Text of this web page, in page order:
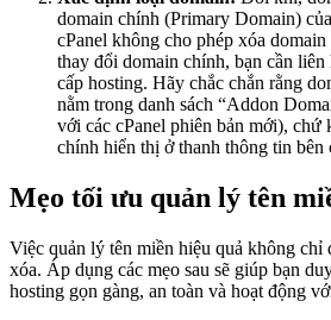
domain chính (Primary Domain)
cPanel không cho phép xóa
thay đổi domain chính, bạn cần
cấp hosting. Hãy chắc chắn rằng
nằm trong danh sách “Addon
với các cPanel phiên bản mới), chứ
chính hiển thị ở thanh thông tin bên
Mẹo tối ưu quản lý tên
Việc quản lý tên miền hiệu quả không chỉ
xóa. Áp dụng các mẹo sau sẽ giúp bạn
hosting gọn gàng, an toàn và hoạt động